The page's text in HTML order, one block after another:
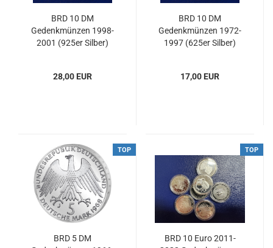
BRD 10 DM
Gedenkmünzen 1998-
2001 (925er Silber)
28,00 EUR
BRD 10 DM
Gedenkmünzen 1972-
1997 (625er Silber)
17,00 EUR
TOP
BRD 5 DM
TOP
BRD 10 Euro 2011-